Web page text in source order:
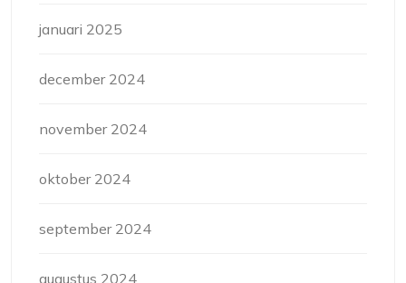
januari 2025
december 2024
november 2024
oktober 2024
september 2024
augustus 2024